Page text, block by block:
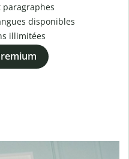
paragraphes
disponibles
illimitées